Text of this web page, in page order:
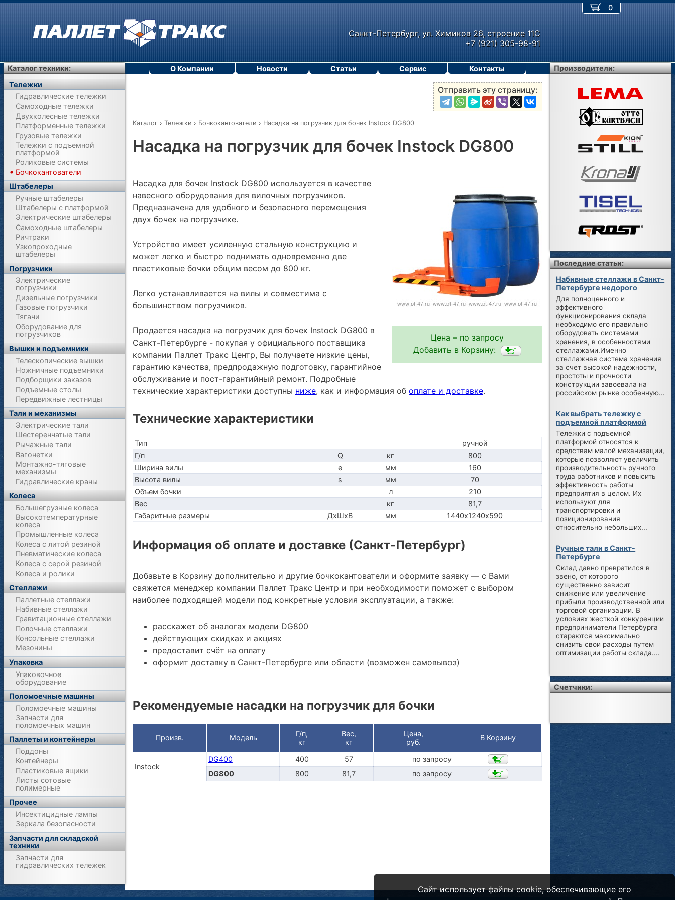
Санкт-Петербург, ул. Химиков 26, строение 11С
+7 (921) 305-98-91
Отправить эту страницу:
Каталог › Тележки › Бочкокантователи › Насадка на погрузчик для бочек Instock DG800
Насадка на погрузчик для бочек Instock DG800
Цена – по запросу
Добавить в Корзину:
Насадка для бочек Instock DG800 используется в качестве
навесного оборудования для вилочных погрузчиков.
Предназначена для удобного и безопасного перемещения
двух бочек на погрузчике.
Устройство имеет усиленную стальную конструкцию и
может легко и быстро поднимать одновременно две
пластиковые бочки общим весом до 800 кг.
Легко устанавливается на вилы и совместима с
большинством погрузчиков.
Продается насадка на погрузчик для бочек Instock DG800 в
Санкт-Петербурге - покупая у официального поставщика
компании Паллет Тракс Центр, Вы получаете низкие цены,
гарантию качества, предпродажную подготовку, гарантийное
обслуживание и пост-гарантийный ремонт. Подробные
технические характеристики доступны ниже, как и информация об оплате и доставке.
Технические характеристики
Тип
ручной
Г/п
Q кг
800
Ширина вилы
e мм
160
Высота вилы
s мм
70
Объем бочки
л
210
Вес
кг
81,7
Габаритные размеры
ДхШхВ мм 1440х1240х590
Информация об оплате и доставке (Санкт-Петербург)
Добавьте в Корзину дополнительно и другие бочкокантователи и оформите заявку — с Вами
свяжется менеджер компании Паллет Тракс Центр и при необходимости поможет с выбором
наиболее подходящей модели под конкретные условия эксплуатации, а также:
расскажет об аналогах модели DG800
действующих скидках и акциях
предоставит счёт на оплату
оформит доставку в Санкт-Петербурге или области (возможен самовывоз)
Рекомендуемые насадки на погрузчик для бочки
Произв. Модель
Г/п,
кг
Вес,
кг
Цена,
руб.
В Корзину
Instock
DG400 400 57
по запросу
DG800
800 81,7 по запросу
0
О Компании Новости Статьи Сервис Контакты
Каталог техники:
Тележки
Гидравлические тележки
Самоходные тележки
Двухколесные тележки
Платформенные тележки
Грузовые тележки
Тележки с подъемной
платформой
Роликовые системы
Бочкокантователи
Штабелеры
Ручные штабелеры
Штабелеры с платформой
Электрические штабелеры
Самоходные штабелеры
Ричтраки
Узкопроходные
штабелеры
Погрузчики
Электрические
погрузчики
Дизельные погрузчики
Газовые погрузчики
Тягачи
Оборудование для
погрузчиков
Вышки и подъемники
Телескопические вышки
Ножничные подъемники
Подборщики заказов
Подъемные столы
Передвижные лестницы
Тали и механизмы
Электрические тали
Шестеренчатые тали
Рычажные тали
Вагонетки
Монтажно-тяговые
механизмы
Гидравлические краны
Колеса
Большегрузные колеса
Высокотемпературные
колеса
Промышленные колеса
Колеса с литой резиной
Пневматические колеса
Колеса с серой резиной
Колеса и ролики
Стеллажи
Паллетные стеллажи
Набивные стеллажи
Гравитационные стеллажи
Полочные стеллажи
Консольные стеллажи
Мезонины
Упаковка
Упаковочное
оборудование
Поломоечные машины
Поломоечные машины
Запчасти для
поломоечных машин
Паллеты и контейнеры
Поддоны
Контейнеры
Пластиковые ящики
Листы сотовые
полимерные
Прочее
Инсектицидные лампы
Зеркала безопасности
Запчасти для складской
техники
Запчасти для
гидравлических тележек
Производители:
Последние статьи:
Набивные стеллажи в Санкт-
Петербурге недорого
Для полноценного и
эффективного
функционирования склада
необходимо его правильно
оборудовать системами
хранения, в особенностями
стеллажами.Именно
стеллажная система хранения
за счет высокой надежности,
простоты и прочности
конструкции завоевала на
российском рынке особенную...
Как выбрать тележку с
подъемной платформой
Тележки с подъемной
платформой относятся к
средствам малой механизации,
которые позволяют увеличить
производительность ручного
труда работников и повысить
эффективность работы
предприятия в целом. Их
используют для
транспортировки и
позиционирования
относительно небольших...
Ручные тали в Санкт-
Петербурге
Склад давно превратился в
звено, от которого
существенно зависит
снижение или увеличение
прибыли производственной или
торговой организации. В
условиях жесткой конкуренции
предприниматели Петербурга
стараются максимально
снизить свои расходы путем
оптимизации работы склада....
Счетчики:
Сайт использует файлы cookie, обеспечивающие его